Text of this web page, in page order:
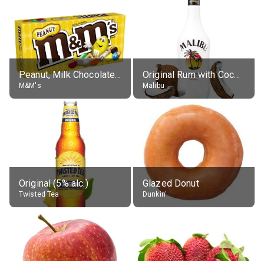
Peanut, Milk Chocolate Candies
M&M's
Original Rum with Coconut Flavour (21% alc.)
Malibu
Original (5% alc.)
Twisted Tea
Glazed Donut
Dunkin'